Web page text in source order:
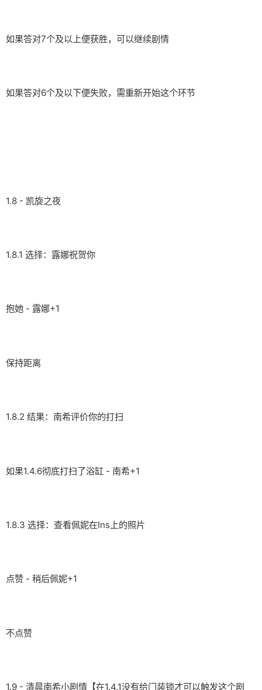
如果答对7个及以上便获胜，可以继续剧情
如果答对6个及以下便失败，需重新开始这个环节
1.8 - 凯旋之夜
1.8.1 选择：露娜祝贺你
抱她 - 露娜+1
保持距离
1.8.2 结果：南希评价你的打扫
如果1.4.6彻底打扫了浴缸 - 南希+1
1.8.3 选择：查看佩妮在Ins上的照片
点赞 - 稍后佩妮+1
不点赞
1.9 - 清晨南希小剧情【在1.4.1没有给门装锁才可以触发这个剧